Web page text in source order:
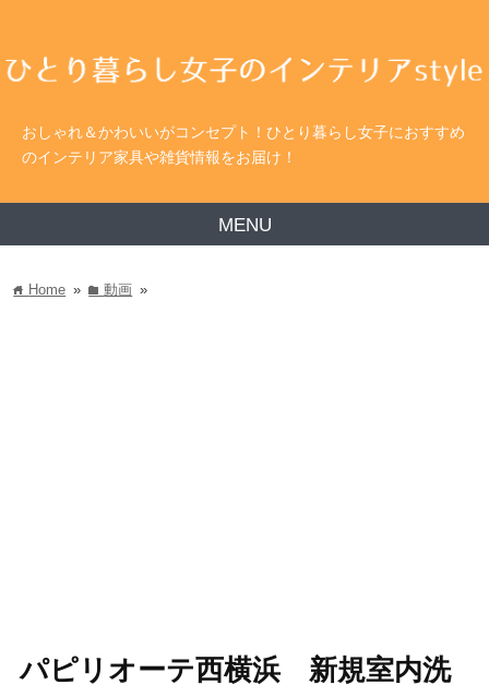
おしゃれ＆かわいいがコンセプト！ひとり暮らし女子におすすめ
のインテリア家具や雑貨情報をお届け！
MENU
home Home » folder動画 »
パピリオーテ西横浜 新規室内洗